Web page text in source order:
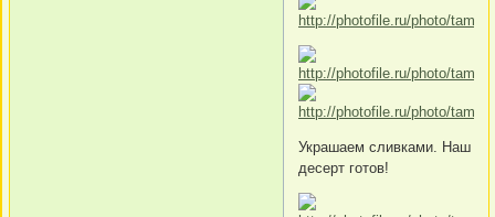
Украшаем сливками. Наш
десерт готов!